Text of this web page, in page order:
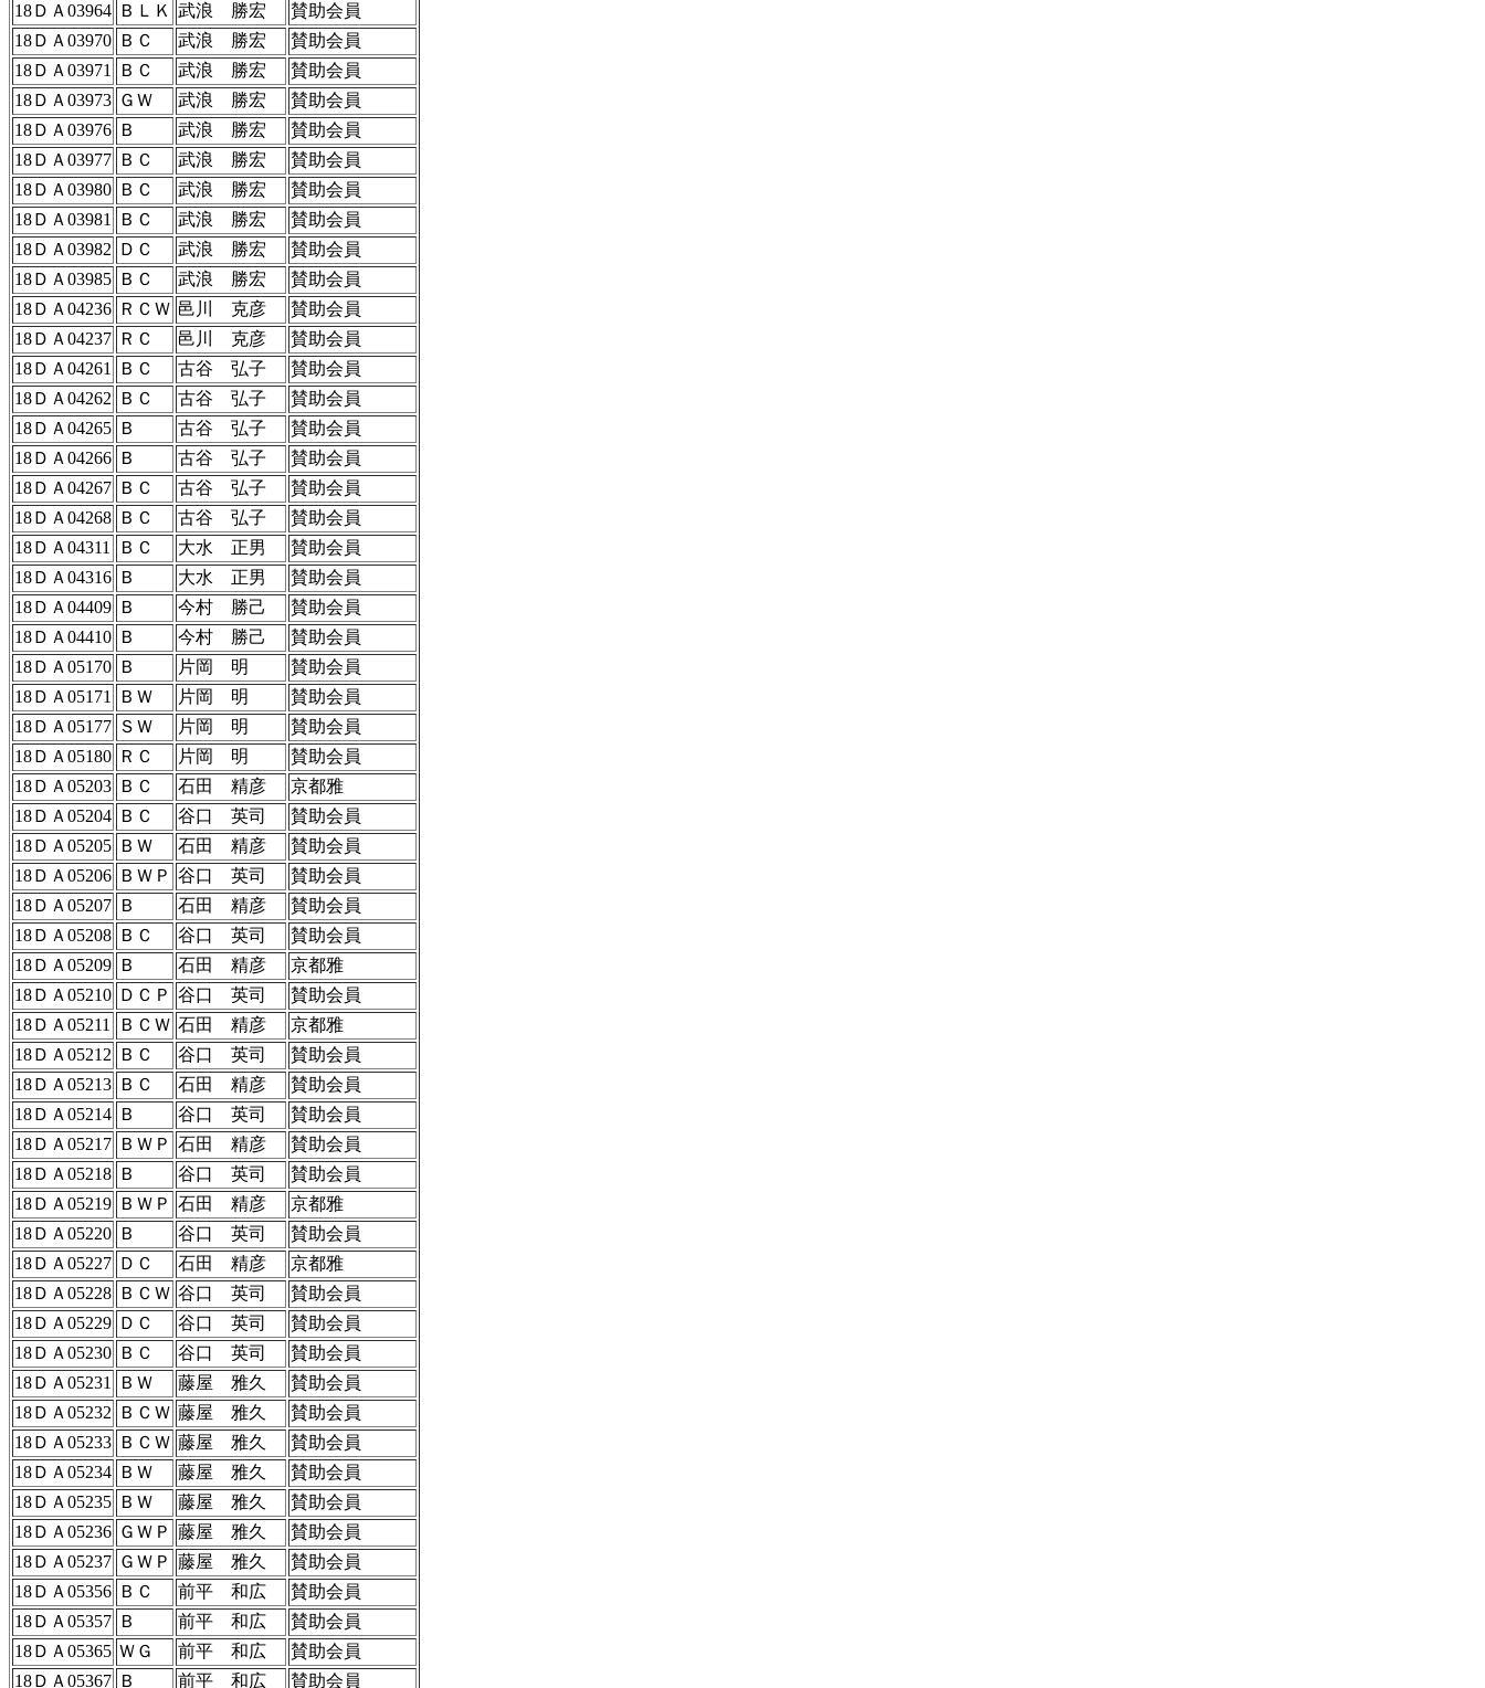
18ＤＡ03964 ＢＬＫ 武浪 勝宏
賛助会員
18ＤＡ03970 ＢＣ 武浪 勝宏
賛助会員
18ＤＡ03971
ＢＣ 武浪 勝宏
賛助会員
18ＤＡ03973 ＧＷ 武浪 勝宏
賛助会員
18ＤＡ03976 Ｂ 武浪 勝宏
賛助会員
18ＤＡ03977 ＢＣ 武浪 勝宏
賛助会員
18ＤＡ03980 ＢＣ 武浪 勝宏
賛助会員
18ＤＡ03981
ＢＣ 武浪 勝宏
賛助会員
18ＤＡ03982 ＤＣ 武浪 勝宏
賛助会員
18ＤＡ03985 ＢＣ 武浪 勝宏
賛助会員
18ＤＡ04236 ＲＣＷ 邑川 克彦
賛助会員
18ＤＡ04237 ＲＣ 邑川 克彦
賛助会員
18ＤＡ04261
ＢＣ 古谷 弘子
賛助会員
18ＤＡ04262
ＢＣ 古谷 弘子
賛助会員
18ＤＡ04265 Ｂ 古谷 弘子
賛助会員
18ＤＡ04266 Ｂ 古谷 弘子
賛助会員
18ＤＡ04267 ＢＣ 古谷 弘子
賛助会員
18ＤＡ04268 ＢＣ 古谷 弘子
賛助会員
18ＤＡ04311
ＢＣ 大水 正男
賛助会員
18ＤＡ04316 Ｂ 大水 正男
賛助会員
18ＤＡ04409 Ｂ 今村 勝己
賛助会員
18ＤＡ04410 Ｂ 今村 勝己
賛助会員
18ＤＡ05170 Ｂ 片岡 明
賛助会員
18ＤＡ05171
ＢＷ 片岡 明
賛助会員
18ＤＡ05177 ＳＷ 片岡 明
賛助会員
18ＤＡ05180 ＲＣ 片岡 明
賛助会員
18ＤＡ05203 ＢＣ 石田 精彦
京都雅
18ＤＡ05204 ＢＣ 谷口 英司
賛助会員
18ＤＡ05205 ＢＷ 石田 精彦
賛助会員
18ＤＡ05206 ＢＷＰ 谷口 英司
賛助会員
18ＤＡ05207 Ｂ 石田 精彦
賛助会員
18ＤＡ05208 ＢＣ 谷口 英司
賛助会員
18ＤＡ05209 Ｂ 石田 精彦
京都雅
18ＤＡ05210 ＤＣＰ 谷口 英司
賛助会員
18ＤＡ05211
ＢＣＷ 石田 精彦
京都雅
18ＤＡ05212
ＢＣ 谷口 英司
賛助会員
18ＤＡ05213 ＢＣ 石田 精彦
賛助会員
18ＤＡ05214 Ｂ 谷口 英司
賛助会員
18ＤＡ05217 ＢＷＰ 石田 精彦
賛助会員
18ＤＡ05218 Ｂ 谷口 英司
賛助会員
18ＤＡ05219 ＢＷＰ 石田 精彦
京都雅
18ＤＡ05220 Ｂ 谷口 英司
賛助会員
18ＤＡ05227 ＤＣ 石田 精彦
京都雅
18ＤＡ05228 ＢＣＷ 谷口 英司
賛助会員
18ＤＡ05229 ＤＣ 谷口 英司
賛助会員
18ＤＡ05230 ＢＣ 谷口 英司
賛助会員
18ＤＡ05231
ＢＷ 藤屋 雅久
賛助会員
18ＤＡ05232
ＢＣＷ 藤屋 雅久
賛助会員
18ＤＡ05233 ＢＣＷ 藤屋 雅久
賛助会員
18ＤＡ05234 ＢＷ 藤屋 雅久
賛助会員
18ＤＡ05235 ＢＷ 藤屋 雅久
賛助会員
18ＤＡ05236 ＧＷＰ 藤屋 雅久
賛助会員
18ＤＡ05237 ＧＷＰ 藤屋 雅久
賛助会員
18ＤＡ05356 ＢＣ 前平 和広
賛助会員
18ＤＡ05357 Ｂ 前平 和広
賛助会員
18ＤＡ05365 ＷＧ 前平 和広
賛助会員
18ＤＡ05367 Ｂ 前平 和広 賛助会員